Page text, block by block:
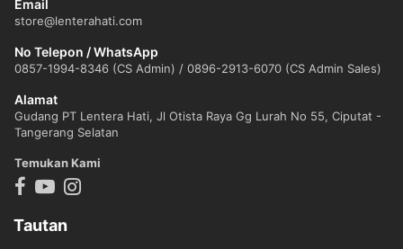
Email
store@lenterahati.com
No Telepon / WhatsApp
0857-1994-8346 (CS Admin) / 0896-2913-6070 (CS Admin Sales)
Alamat
Gudang PT Lentera Hati, Jl Otista Raya Gg Lurah No 55, Ciputat -
Tangerang Selatan
Temukan Kami
Tautan